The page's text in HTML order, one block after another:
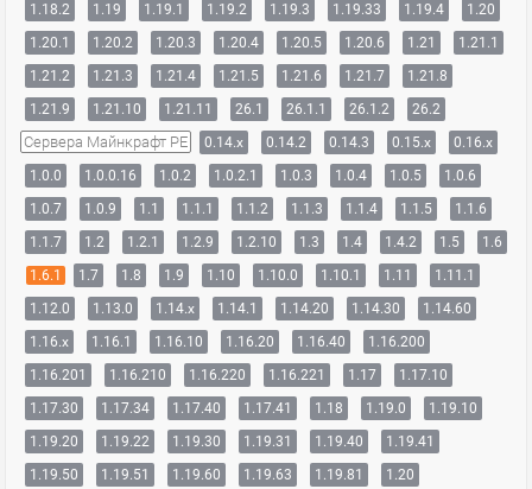
1.18.2
1.19 1.19.1 1.19.2 1.19.3 1.19.33 1.19.4
1.20
1.20.1
1.20.2 1.20.3 1.20.4 1.20.5 1.20.6 1.21
1.21.1
1.21.2
1.21.3 1.21.4 1.21.5 1.21.6 1.21.7
1.21.8
1.21.9
1.21.10 1.21.11 26.1 26.1.1 26.1.2 26.2
Сервера Майнкрафт PE 0.14.x 0.14.2 0.14.3 0.15.x
0.16.x
1.0.0
1.0.0.16 1.0.2 1.0.2.1 1.0.3 1.0.4 1.0.5
1.0.6
1.0.7
1.0.9 1.1 1.1.1 1.1.2 1.1.3 1.1.4 1.1.5
1.1.6
1.1.7
1.2 1.2.1 1.2.9 1.2.10 1.3 1.4 1.4.2 1.5
1.6
1.6.1
1.7 1.8 1.9 1.10 1.10.0 1.10.1 1.11
1.11.1
1.12.0
1.13.0 1.14.x 1.14.1 1.14.20 1.14.30
1.14.60
1.16.x
1.16.1 1.16.10 1.16.20 1.16.40
1.16.200
1.16.201
1.16.210 1.16.220 1.16.221 1.17
1.17.10
1.17.30
1.17.34 1.17.40 1.17.41 1.18 1.19.0
1.19.10
1.19.20
1.19.22 1.19.30 1.19.31 1.19.40
1.19.41
1.19.50
1.19.51 1.19.60 1.19.63 1.19.81 1.20